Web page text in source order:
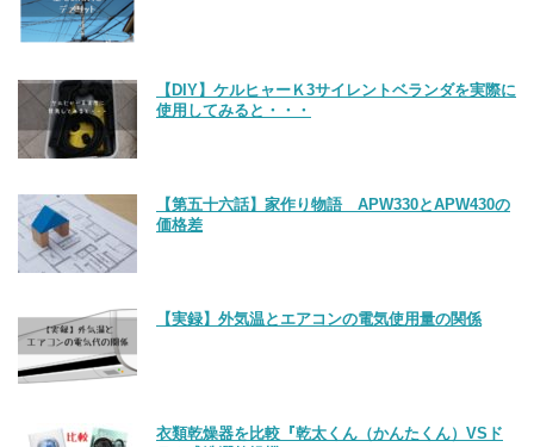
【DIY】ケルヒャーＫ3サイレントベランダを実際に
使用してみると・・・
【第五十六話】家作り物語 APW330とAPW430の
価格差
【実録】外気温とエアコンの電気使用量の関係
衣類乾燥器を比較『乾太くん（かんたくん）VSド